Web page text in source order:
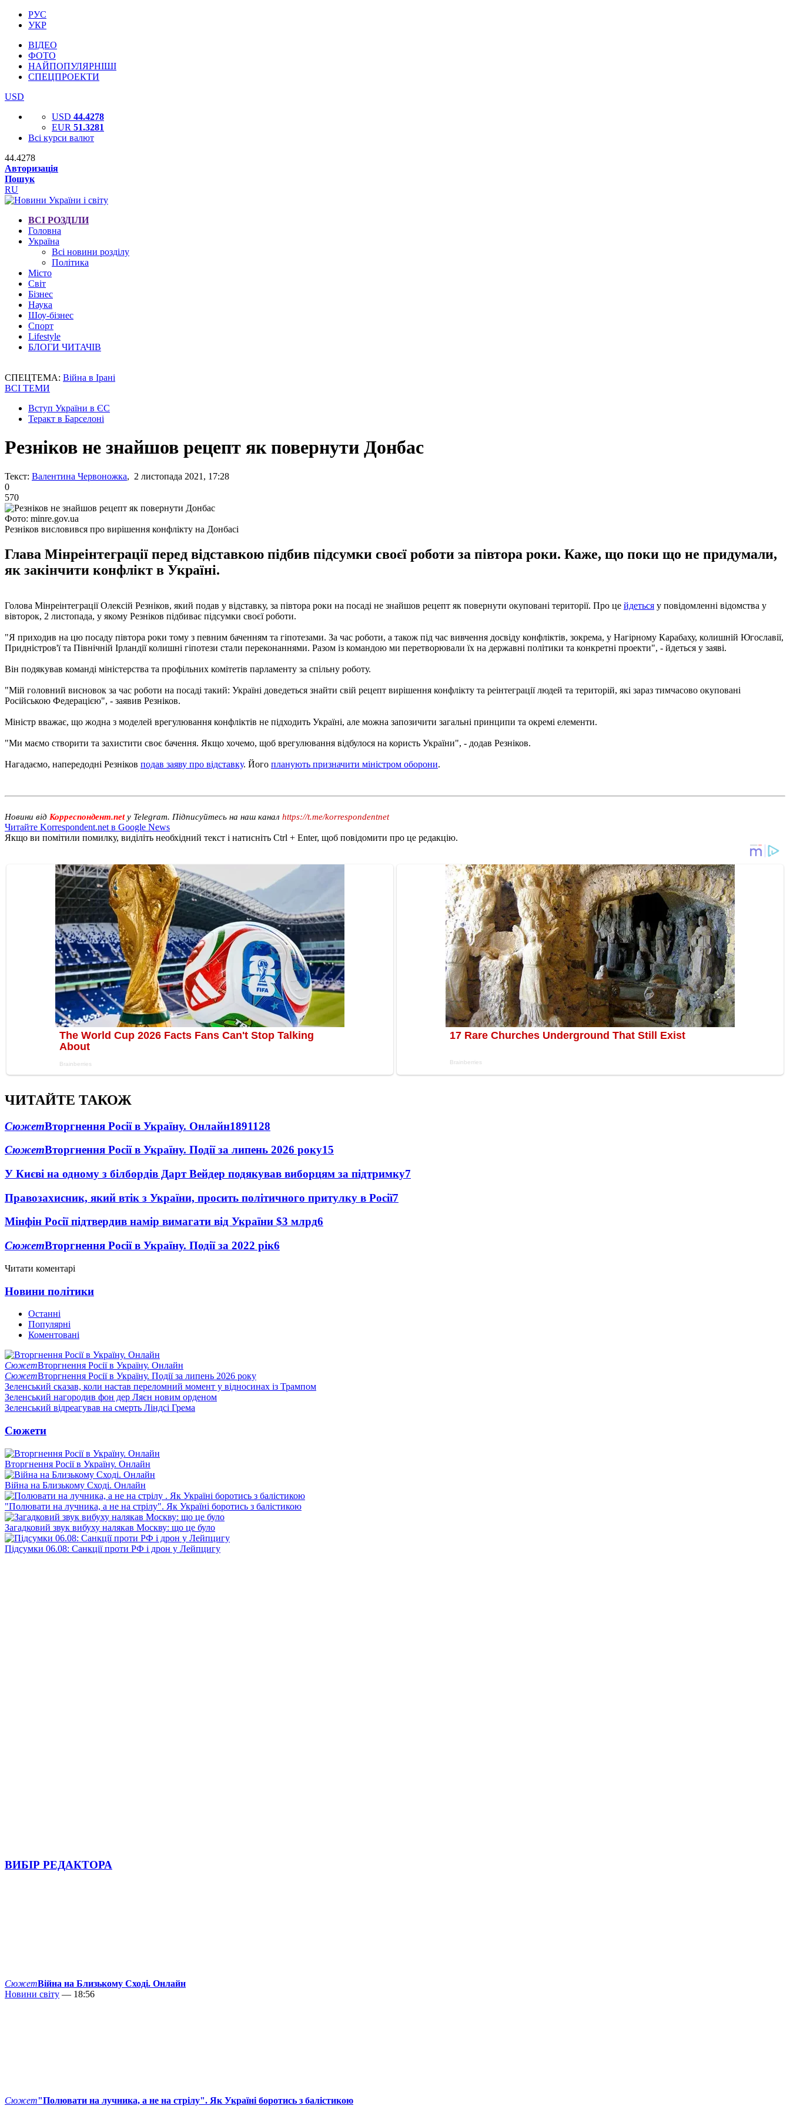
РУС
УКР
ВІДЕО
ФОТО
НАЙПОПУЛЯРНІШІ
СПЕЦПРОЕКТИ
USD
USD 44.4278
EUR 51.3281
Всі курси валют
44.4278
Авторизація
Пошук
RU
ВСІ РОЗДІЛИ
Головна
Україна
Всі новини розділу
Політика
Місто
Світ
Бізнес
Наука
Шоу-бізнес
Спорт
Lifestyle
БЛОГИ ЧИТАЧІВ
СПЕЦТЕМА: Війна в Ірані
ВСІ ТЕМИ
Вступ України в ЄС
Теракт в Барселоні
Резніков не знайшов рецепт як повернути Донбас
Текст: Валентина Червоножка, 2 листопада 2021, 17:28
0
570
Фото: minre.gov.ua
Резніков висловився про вирішення конфлікту на Донбасі
Глава Мінреінтеграції перед відставкою підбив підсумки своєї роботи за півтора роки. Каже, що поки що не придумали,
як закінчити конфлікт в Україні.
Голова Мінреінтеграції Олексій Резніков, який подав у відставку, за півтора роки на посаді не знайшов рецепт як повернути окуповані території. Про це йдеться у повідомленні відомства у
вівторок, 2 листопада, у якому Резніков підбиває підсумки своєї роботи.
"Я приходив на цю посаду півтора роки тому з певним баченням та гіпотезами. За час роботи, а також під час вивчення досвіду конфліктів, зокрема, у Нагірному Карабаху, колишній Югославії,
Придністров'ї та Північній Ірландії колишні гіпотези стали переконаннями. Разом із командою ми перетворювали їх на державні політики та конкретні проекти", - йдеться у заяві.
Він подякував команді міністерства та профільних комітетів парламенту за спільну роботу.
"Мій головний висновок за час роботи на посаді такий: Україні доведеться знайти свій рецепт вирішення конфлікту та реінтеграції людей та територій, які зараз тимчасово окуповані
Російською Федерацією", - заявив Резніков.
Міністр вважає, що жодна з моделей врегулювання конфліктів не підходить Україні, але можна запозичити загальні принципи та окремі елементи.
"Ми маємо створити та захистити своє бачення. Якщо хочемо, щоб врегулювання відбулося на користь України", - додав Резніков.
Нагадаємо, напередодні Резніков подав заяву про відставку. Його планують призначити міністром оборони.
Новини від Корреспондент.netу Telegram. Підписуйтесь на наш канал https://t.me/korrespondentnet
Читайте Korrespondent.net в Google News
Якщо ви помітили помилку, виділіть необхідний текст і натисніть Ctrl + Enter, щоб повідомити про це редакцію.
ЧИТАЙТЕ ТАКОЖ
СюжетВторгнення Росії в Україну. Онлайн1891128
СюжетВторгнення Росії в Україну. Події за липень 2026 року15
У Києві на одному з білбордів Дарт Вейдер подякував виборцям за підтримку7
Правозахисник, який втік з України, просить політичного притулку в Росії7
Мінфін Росії підтвердив намір вимагати від України $3 млрд6
СюжетВторгнення Росії в Україну. Події за 2022 рік6
Читати коментарі
Новини політики
Останні
Популярні
Коментовані
СюжетВторгнення Росії в Україну. Онлайн
СюжетВторгнення Росії в Україну. Події за липень 2026 року
Зеленський сказав, коли настав переломний момент у відносинах із Трампом
Зеленський нагородив фон дер Ляєн новим орденом
Зеленський відреагував на смерть Ліндсі Грема
Сюжети
Вторгнення Росії в Україну. Онлайн
Війна на Близькому Сході. Онлайн
"Полювати на лучника, а не на стрілу". Як Україні боротись з балістикою
Загадковий звук вибуху налякав Москву: що це було
Підсумки 06.08: Санкції проти РФ і дрон у Лейпцигу
ВИБІР РЕДАКТОРА
СюжетВійна на Близькому Сході. Онлайн
Новини світу — 18:56
Сюжет"Полювати на лучника, а не на стрілу". Як Україні боротись з балістикою